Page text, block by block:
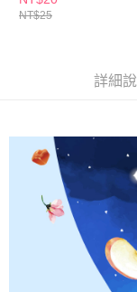
結帳頁面，進行簡訊認
２．訂單成立數日內，
※ 請注意：結帳手續完
購買商品的店家。未經
是否繳費成功／繳費後
客戶支援中心」
【注意事項】
１．透過由恩沛科技
易，需依本服務之必
權轉讓予恩沛科技股份
２．關於個人資料處理
https://aftee.tw/terms/
３．未成年的使用者請
付款後全家取貨
每筆NT$65，滿
每筆NT$65，滿
7-11取貨付款
每筆NT$65，滿
付款後7-11取貨
每筆NT$65，滿
NT$25
詳細